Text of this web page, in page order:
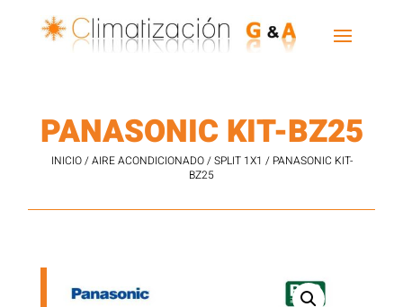
PANASONIC KIT-BZ25
INICIO/AIRE ACONDICIONADO/SPLIT 1X1 / PANASONIC KIT-
BZ25